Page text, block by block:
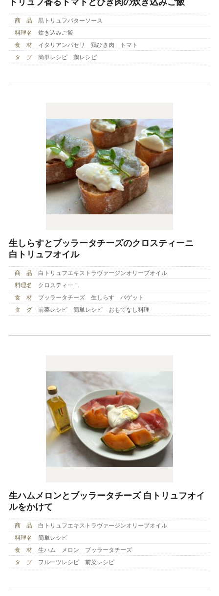
トリュフ香るトマトとひき肉の炊き込みご飯
商 品
黒トリュフバターソース
料理名
炊き込みご飯
食 材
イタリアンパセリ 鶏ひき肉 トマト
タ グ
簡単レシピ 鶏レシピ
生しらすとブッラータチーズのクロスティーニ
白トリュフオイル
商 品
白トリュフエキストラヴァージンオリーブオイル
料理名
クロスティーニ
食 材
ブッラータチーズ 生しらす バゲット
タ グ
前菜レシピ 簡単レシピ おもてなし料理
生ハムメロンとブッラータチーズ 白トリュフオイ
ルをかけて
商 品
白トリュフエキストラヴァージンオリーブオイル
料理名
簡単レシピ
食 材
生ハム メロン ブッラータチーズ
タ グ
フルーツレシピ 前菜レシピ